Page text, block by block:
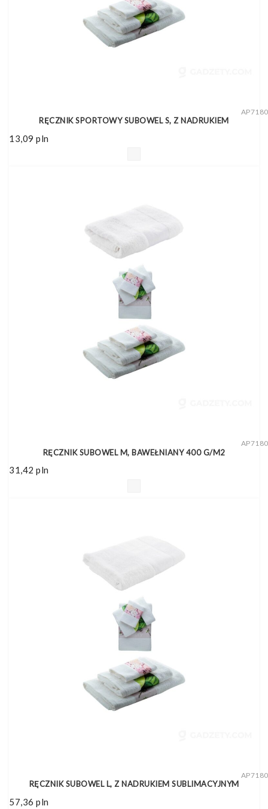
RĘCZNIK SPORTOWY SUBOWEL S, Z NADRUKIEM
13,09 pln
RĘCZNIK SUBOWEL M, BAWEŁNIANY 400 G/M2
31,42 pln
RĘCZNIK SUBOWEL L, Z NADRUKIEM SUBLIMACYJNYM
57,36 pln